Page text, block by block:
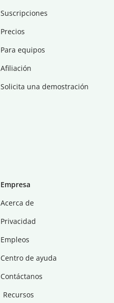
Suscripciones
Precios
Para equipos
Afiliación
Solicita una demostración
Empresa
Acerca de
Privacidad
Empleos
Centro de ayuda
Contáctanos
Recursos